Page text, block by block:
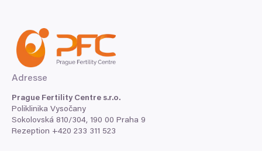
Adresse
Prague Fertility Centre s.r.o.
Poliklinika Vysočany
Sokolovská 810/304, 190 00 Praha 9
Rezeption +420 233 311 523